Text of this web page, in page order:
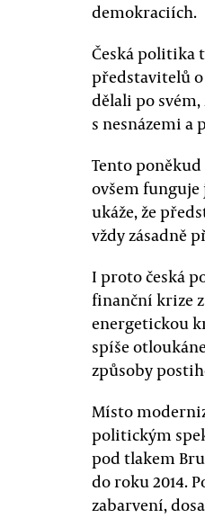
demokraciích.
Česká politika
představitelů
dělali po
s nesnázemi
Tento
ovšem
ukáže, že
vždy zásadně
I proto česká
finanční krize
energetickou
spíše
způsoby
Místo
politickým
pod tlakem
do roku 2014.
zabarvení,